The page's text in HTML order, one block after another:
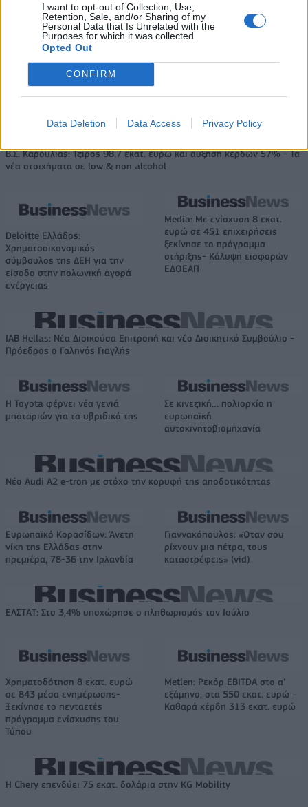
I want to opt-out of Collection, Use,
Retention, Sale, and/or Sharing of my
Personal Data that Is Unrelated with the
Purposes for which it was collected.
Opted Out
CONFIRM
Data Deletion Data Access Privacy Policy
Ο Ένες Καντέρ θέλει να
Fourlis: Συμφωνία για την
εκατ. ευρώ
Β.Σ. Καρούλιας: Τζίρος 98,7 εκατ. ευρώ και αύξηση κερδών 57% - Τα
νέα στοιχήματα σε low & non alcohol
Deloitte Ελλάδος:
Χρηματοοικονομικός
σύμβουλος της ΔΕΗ για την
είσοδο στην πολωνική αγορά
ενέργειας
Media: Με ενίσχυση 8 εκατ.
ευρώ σε 451 επιχειρήσεις
ξεκίνησε το πρόγραμμα
στήριξης- Κάλυψη εισφορών
ΕΔΟΕΑΠ
IAB Hellas: Νέα Διοικούσα Επιτροπή και νέο Διοικητικό Συμβούλιο -
Πρόεδρος ο Γαληνός Γιαγλής
Η Toyota φέρνει νέα γενιά
μπαταριών για τα υβριδικά της
Σε κινεζική… πολιορκία η
ευρωπαϊκή
αυτοκινητοβιομηχανία
Νέο Audi A2 e-tron με στόχο την κορυφή της αποδοτικότητας
Ευρωπαϊκό Κορασίδων: Άνετη
νίκη της Ελλάδας στην
πρεμιέρα, 78-36 την Ιρλανδία
Γιαννακόπουλος: «Όταν σου
ρίχνουν μια πέτρα, τους
καταστρέφεις» (vid)
ΕΛΣΤΑΤ: Στο 3,4% υποχώρησε ο πληθωρισμός τον Ιούλιο
Χρηματοδότηση 8 εκατ. ευρώ
σε 843 μέσα ενημέρωσης-
Ξεκίνησε το πενταετές
πρόγραμμα ενίσχυσης του
Τύπου
Metlen: Ρεκόρ EBITDA στο α'
εξάμηνο, στα 550 εκατ. ευρώ –
Καθαρά κέρδη 313 εκατ. ευρώ
Η Chery επενδύει 75 εκατ. δολάρια στην KG Mobility